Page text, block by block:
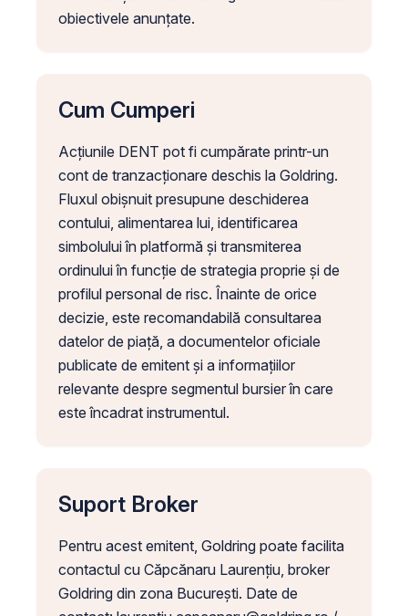
obiectivele anunțate.
Cum Cumperi
Acțiunile DENT pot fi cumpărate printr-un
cont de tranzacționare deschis la Goldring.
Fluxul obișnuit presupune deschiderea
contului, alimentarea lui, identificarea
simbolului în platformă și transmiterea
ordinului în funcție de strategia proprie și de
profilul personal de risc. Înainte de orice
decizie, este recomandabilă consultarea
datelor de piață, a documentelor oficiale
publicate de emitent și a informațiilor
relevante despre segmentul bursier în care
este încadrat instrumentul.
Suport Broker
Pentru acest emitent, Goldring poate facilita
contactul cu Căpcănaru Laurențiu, broker
Goldring din zona București. Date de